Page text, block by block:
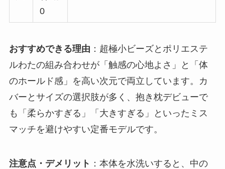
0
おすすめできる理由 ：超極小ビーズとポリエステ
ルわたの組み合わせが「触感の心地よさ」と「体
のホールド感」を高い次元で両立しています。カ
バーとサイズの選択肢が多く、抱き枕デビューで
も「柔らかすぎる」「大きすぎる」といったミス
マッチを避けやすい定番モデルです。
注意点・デメリット ：本体を水洗いすると、中の